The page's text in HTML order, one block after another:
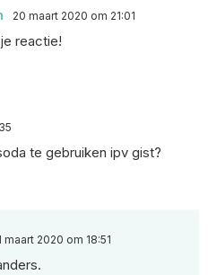
20 maart 2020 om 21:01
reactie!
te gebruiken ipv gist?
maart 2020 om 18:51